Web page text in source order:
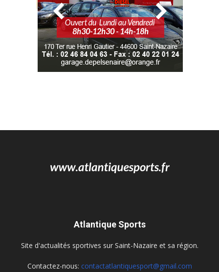
Atlantique Sports
Site d'actualités sportives sur Saint-Nazaire et sa région.
Contactez-nous: contactatlantiquesport@gmail.com